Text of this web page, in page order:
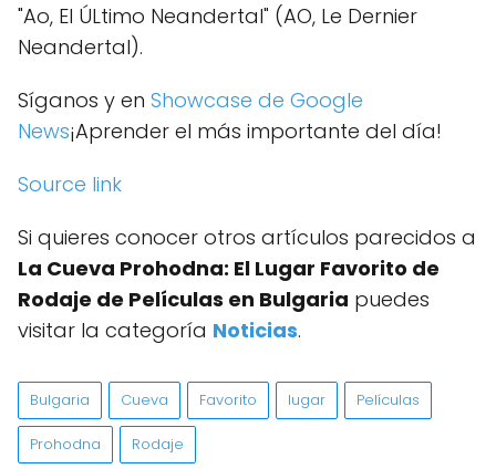
"Ao, El ÚLtimo Neandertal" (AO, Le Dernier
Neandertal).
Síganos y en Showcase de Google
News¡Aprender el más importante del día!
Source link
Si quieres conocer otros artículos parecidos a
La Cueva Prohodna: El Lugar Favorito de
Rodaje de Películas en Bulgaria puedes
visitar la categoría Noticias.
Bulgaria Cueva Favorito lugar Películas
Prohodna Rodaje